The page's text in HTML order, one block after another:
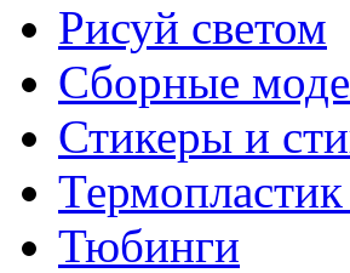
Рисуй светом
Сборные
Стикеры и
Тюбинги